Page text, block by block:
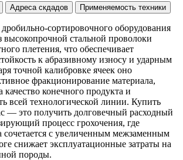
Адреса скдадов Применяемость техники
сортировочного оборудования
высокопрочной стальной проволоки
плетения, что обеспечивает
к абразивному износу и ударным
точной калибровке ячеек оно
фракционирование материала,
конечного продукта и
всей технологической линии. Купить
— это получить долговечный расходный
процесс грохочения, где
сочетается с увеличенным межзаменным
снижает эксплуатационные затраты на
породы.